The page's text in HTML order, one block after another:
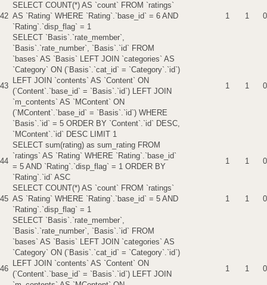
42
SELECT COUNT(*) AS `count` FROM `ratings`
AS `Rating` WHERE `Rating`.`base_id` = 6 AND
`Rating`.`disp_flag` = 1
1 1 0
43
SELECT `Basis`.`rate_member`,
`Basis`.`rate_number`, `Basis`.`id` FROM
`bases` AS `Basis` LEFT JOIN `categories` AS
`Category` ON (`Basis`.`cat_id` = `Category`.`id`)
LEFT JOIN `contents` AS `Content` ON
(`Content`.`base_id` = `Basis`.`id`) LEFT JOIN
`m_contents` AS `MContent` ON
(`MContent`.`base_id` = `Basis`.`id`) WHERE
`Basis`.`id` = 5 ORDER BY `Content`.`id` DESC,
`MContent`.`id` DESC LIMIT 1
1 1 0
44
SELECT sum(rating) as sum_rating FROM
`ratings` AS `Rating` WHERE `Rating`.`base_id`
= 5 AND `Rating`.`disp_flag` = 1 ORDER BY
`Rating`.`id` ASC
1 1 0
45
SELECT COUNT(*) AS `count` FROM `ratings`
AS `Rating` WHERE `Rating`.`base_id` = 5 AND
`Rating`.`disp_flag` = 1
1 1 0
46
SELECT `Basis`.`rate_member`,
`Basis`.`rate_number`, `Basis`.`id` FROM
`bases` AS `Basis` LEFT JOIN `categories` AS
`Category` ON (`Basis`.`cat_id` = `Category`.`id`)
LEFT JOIN `contents` AS `Content` ON
(`Content`.`base_id` = `Basis`.`id`) LEFT JOIN
1 1 0